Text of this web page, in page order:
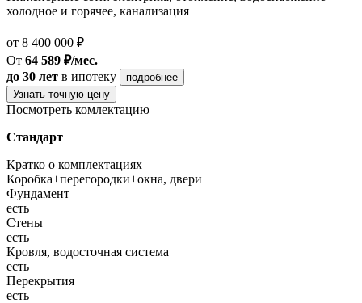
холодное и горячее, канализация
—
от 8 400 000 ₽
От 64 589 ₽/мес.
до 30 лет в ипотеку
подробнее
Узнать точную цену
Посмотреть комлектацию
Стандарт
Кратко о комплектациях
Коробка+перегородки+окна, двери
Фундамент
есть
Стены
есть
Кровля, водосточная система
есть
Перекрытия
есть